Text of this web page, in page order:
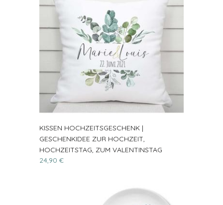
KISSEN HOCHZEITSGESCHENK |
GESCHENKIDEE ZUR HOCHZEIT,
HOCHZEITSTAG, ZUM VALENTINSTAG
24,90 €